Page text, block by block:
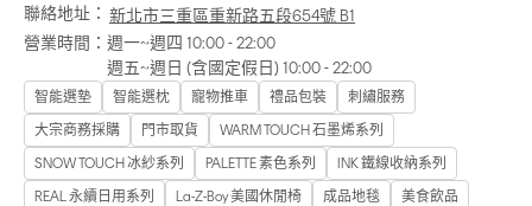
聯絡地址： 新北市三重區重新路五段654號 B1
營業時間： 週一~週四 10:00 - 22:00
週五~週日 (含國定假日) 10:00 - 22:00
智能選墊 智能選枕 寵物推車 禮品包裝
刺繡服務
大宗商務採購
門市取貨
WARM TOUCH 石墨烯系列
SNOW TOUCH 冰紗系列
PALETTE 素色系列
INK 鐵線收納系列
REAL 永續日用系列
La-Z-Boy 美國休閒椅 成品地毯
美食飲品